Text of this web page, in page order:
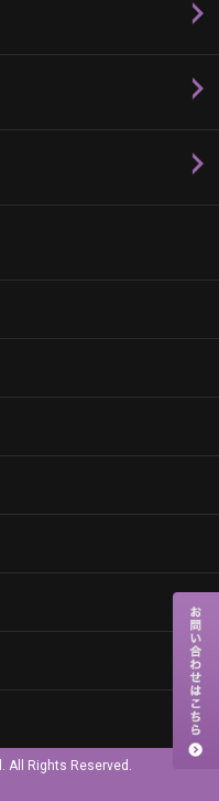
All Rights Reserved.